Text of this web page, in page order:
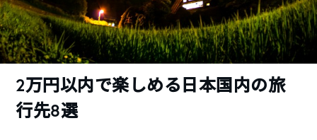
2万円以内で楽しめる日本国内の旅
行先8選